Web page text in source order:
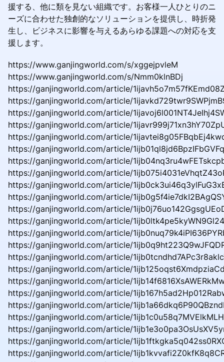
援する、他に類を見ない組織です。お客様一人ひとりのニ
ーズに合わせた独創的なソリューションを提供し、時折発
生し、ビジネスに影響を与えるあらゆる課題への対応を支
援します。
https://www.ganjingworld.com/s/xggejpvleM
https://www.ganjingworld.com/s/Nmm0klnBDj
https://ganjingworld.com/article/
https://ganjingworld.com/article/
https://ganjingworld.com/article/
https://ganjingworld.com/article/
https://ganjingworld.com/article/
https://ganjingworld.com/article/
https://ganjingworld.com/article/
https://ganjingworld.com/article/
https://ganjingworld.com/article/
https://ganjingworld.com/article/
https://ganjingworld.com/article/
https://ganjingworld.com/article/
https://ganjingworld.com/article/
https://ganjingworld.com/article/
https://ganjingworld.com/article/
https://ganjingworld.com/article/
https://ganjingworld.com/article/
https://ganjingworld.com/article/
https://ganjingworld.com/article/
https://ganjingworld.com/article/
https://ganjingworld.com/article/
https://ganjingworld.com/article/
https://ganjingworld.com/article/